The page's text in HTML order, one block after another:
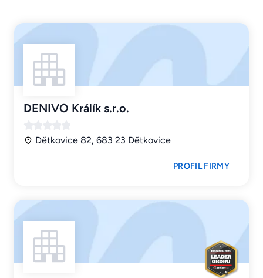
DENIVO Králík s.r.o.
Dětkovice 82, 683 23 Dětkovice
PROFIL FIRMY